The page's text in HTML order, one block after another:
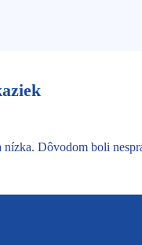
Dôvodom boli